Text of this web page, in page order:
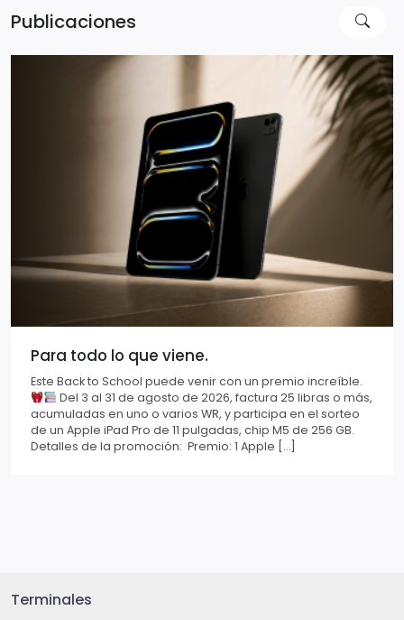
Publicaciones
Para todo lo que viene.
Este Back to School puede venir con un premio increíble.
Del 3 al 31 de agosto de 2026, factura 25 libras o más,
acumuladas en uno o varios WR, y participa en el sorteo
de un Apple iPad Pro de 11 pulgadas, chip M5 de 256 GB.
Detalles de la promoción: Premio: 1 Apple […]
Terminales